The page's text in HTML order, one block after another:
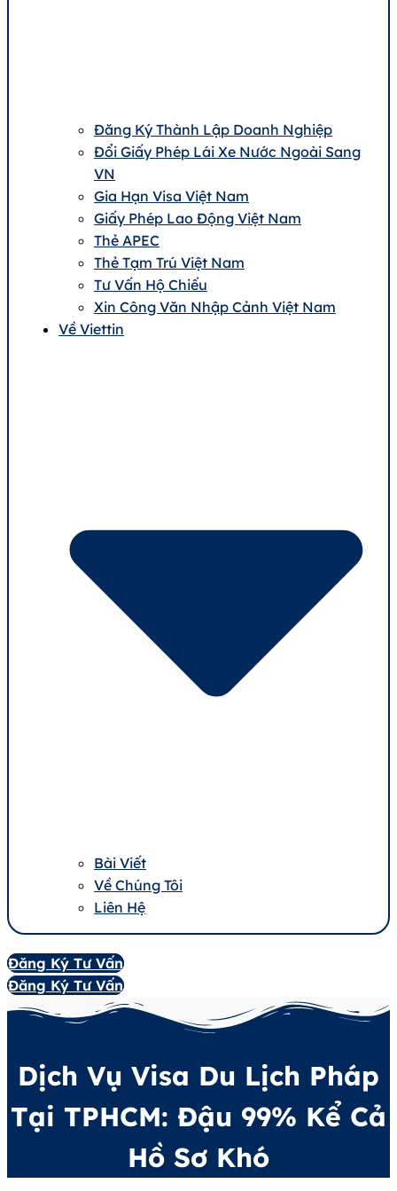
Đăng Ký Thành Lập Doanh Nghiệp
Đổi Giấy Phép Lái Xe Nước Ngoài Sang
VN
Gia Hạn Visa Việt Nam
Giấy Phép Lao Động Việt Nam
Thẻ APEC
Thẻ Tạm Trú Việt Nam
Tư Vấn Hộ Chiếu
Xin Công Văn Nhập Cảnh Việt Nam
Về Viettin
Bài Viết
Về Chúng Tôi
Liên Hệ
Đăng Ký Tư Vấn
Đăng Ký Tư Vấn
Dịch Vụ Visa Du Lịch Pháp
Tại TPHCM: Đậu 99% Kể Cả
Hồ Sơ Khó